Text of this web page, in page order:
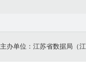
主办单位：江苏省数据局（